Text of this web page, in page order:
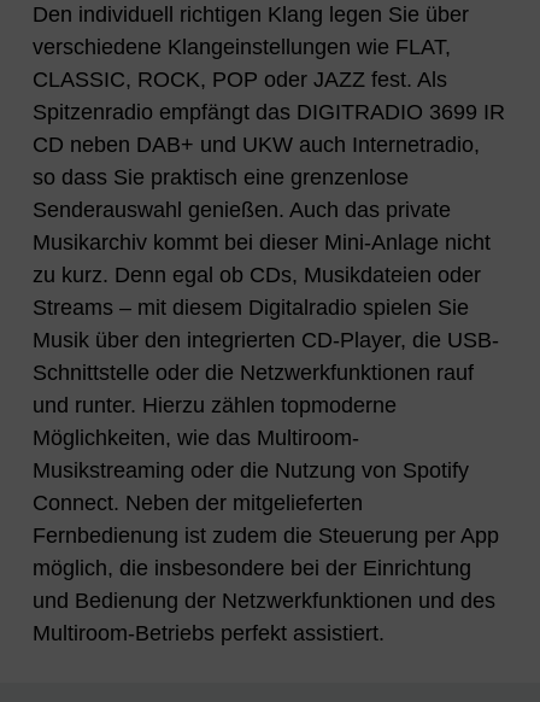
Den individuell richtigen Klang legen Sie über
verschiedene Klangeinstellungen wie FLAT,
CLASSIC, ROCK, POP oder JAZZ fest. Als
Spitzenradio empfängt das DIGITRADIO 3699 IR
CD neben DAB+ und UKW auch Internetradio,
so dass Sie praktisch eine grenzenlose
Senderauswahl genießen. Auch das private
Musikarchiv kommt bei dieser Mini-Anlage nicht
zu kurz. Denn egal ob CDs, Musikdateien oder
Streams – mit diesem Digitalradio spielen Sie
Musik über den integrierten CD-Player, die USB-
Schnittstelle oder die Netzwerkfunktionen rauf
und runter. Hierzu zählen topmoderne
Möglichkeiten, wie das Multiroom-
Musikstreaming oder die Nutzung von Spotify
Connect. Neben der mitgelieferten
Fernbedienung ist zudem die Steuerung per App
möglich, die insbesondere bei der Einrichtung
und Bedienung der Netzwerkfunktionen und des
Multiroom-Betriebs perfekt assistiert.